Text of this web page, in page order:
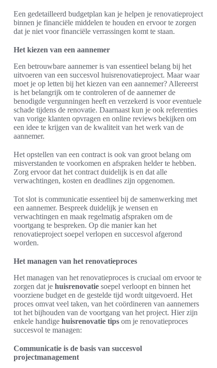
Een gedetailleerd budgetplan kan je helpen je renovatieproject
binnen je financiële middelen te houden en ervoor te zorgen
dat je niet voor financiële verrassingen komt te staan.
Het kiezen van een aannemer
Een betrouwbare aannemer is van essentieel belang bij het
uitvoeren van een succesvol huisrenovatieproject. Maar waar
moet je op letten bij het kiezen van een aannemer? Allereerst
is het belangrijk om te controleren of de aannemer de
benodigde vergunningen heeft en verzekerd is voor eventuele
schade tijdens de renovatie. Daarnaast kun je ook referenties
van vorige klanten opvragen en online reviews bekijken om
een idee te krijgen van de kwaliteit van het werk van de
aannemer.
Het opstellen van een contract is ook van groot belang om
misverstanden te voorkomen en afspraken helder te hebben.
Zorg ervoor dat het contract duidelijk is en dat alle
verwachtingen, kosten en deadlines zijn opgenomen.
Tot slot is communicatie essentieel bij de samenwerking met
een aannemer. Bespreek duidelijk je wensen en
verwachtingen en maak regelmatig afspraken om de
voortgang te bespreken. Op die manier kan het
renovatieproject soepel verlopen en succesvol afgerond
worden.
Het managen van het renovatieproces
Het managen van het renovatieproces is cruciaal om ervoor te
zorgen dat je huisrenovatie soepel verloopt en binnen het
voorziene budget en de gestelde tijd wordt uitgevoerd. Het
proces omvat veel taken, van het coördineren van aannemers
tot het bijhouden van de voortgang van het project. Hier zijn
enkele handige huisrenovatie tips om je renovatieproces
succesvol te managen:
Communicatie is de basis van succesvol
projectmanagement